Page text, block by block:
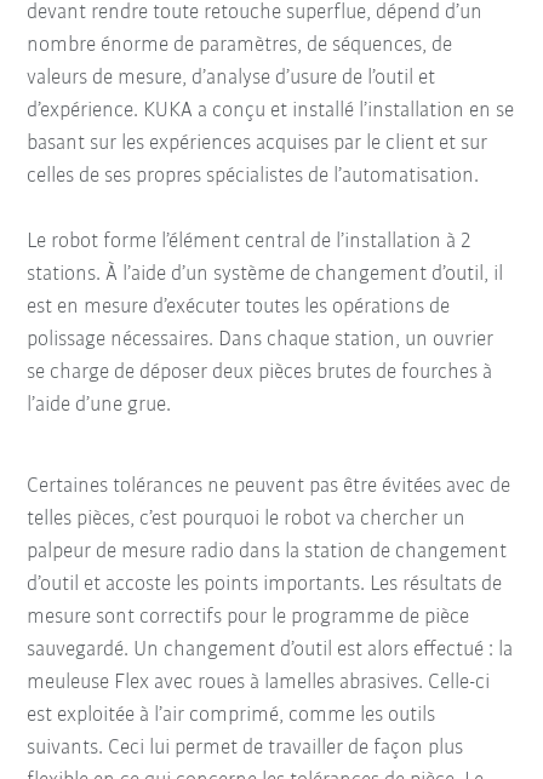
devant rendre toute retouche superflue, dépend d’un
nombre énorme de paramètres, de séquences, de
valeurs de mesure, d’analyse d’usure de l’outil et
d’expérience. KUKA a conçu et installé l’installation en se
basant sur les expériences acquises par le client et sur
celles de ses propres spécialistes de l’automatisation.
Le robot forme l’élément central de l’installation à 2
stations. À l’aide d’un système de changement d’outil, il
est en mesure d’exécuter toutes les opérations de
polissage nécessaires. Dans chaque station, un ouvrier
se charge de déposer deux pièces brutes de fourches à
l’aide d’une grue.
Certaines tolérances ne peuvent pas être évitées avec de
telles pièces, c’est pourquoi le robot va chercher un
palpeur de mesure radio dans la station de changement
d’outil et accoste les points importants. Les résultats de
mesure sont correctifs pour le programme de pièce
sauvegardé. Un changement d’outil est alors effectué : la
meuleuse Flex avec roues à lamelles abrasives. Celle-ci
est exploitée à l’air comprimé, comme les outils
suivants. Ceci lui permet de travailler de façon plus